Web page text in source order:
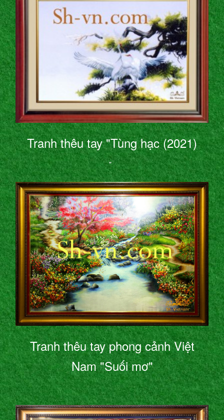
Tranh thêu tay "Tùng hạc (2021)
"
Tranh thêu tay phong cảnh Việt
Nam "Suối mơ"